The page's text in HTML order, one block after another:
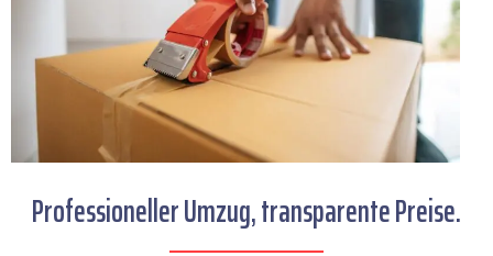
Professioneller Umzug, transparente Preise.